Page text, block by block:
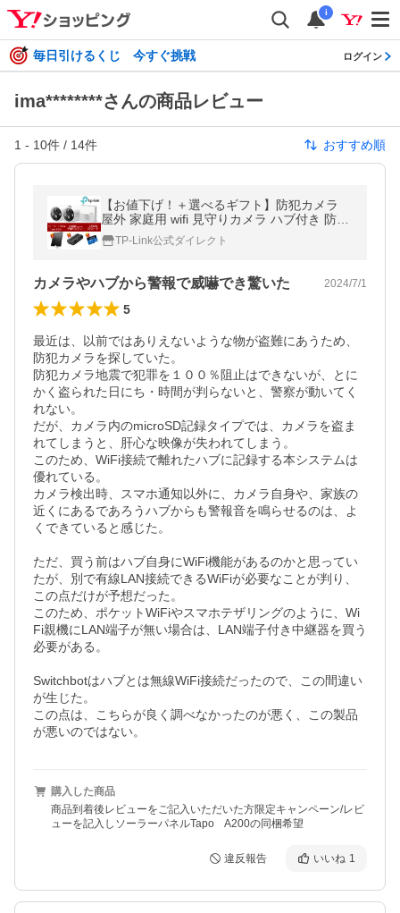
i
毎日引けるくじ 今すぐ挑戦 ログイン
ima********さんの商品レビュー
1 - 10件 / 14件 おすすめ順
【お値下げ！＋選べるギフト】防犯カメラ
屋外 家庭用 wifi 見守りカメラ ハブ付き 防犯
カメラ ソーラー対応 セキュリティ カメラ
TP-Link Tapo C420S2
TP-Link公式ダイレクト
カメラやハブから警報で威嚇でき驚いた 2024/7/1
5
最近は、以前ではありえないような物が盗難にあうため、
防犯カメラを探していた。
防犯カメラ地震で犯罪を１００％阻止はできないが、とに
かく盗られた日にち・時間が判らないと、警察が動いてく
れない。
だが、カメラ内のmicroSD記録タイプでは、カメラを盗ま
れてしまうと、肝心な映像が失われてしまう。
このため、WiFi接続で離れたハブに記録する本システムは
優れている。
カメラ検出時、スマホ通知以外に、カメラ自身や、家族の
近くにあるであろうハブからも警報音を鳴らせるのは、よ
くできていると感じた。
ただ、買う前はハブ自身にWiFi機能があるのかと思ってい
たが、別で有線LAN接続できるWiFiが必要なことが判り、
この点だけが予想だった。
このため、ポケットWiFiやスマホテザリングのように、Wi
Fi親機にLAN端子が無い場合は、LAN端子付き中継器を買う
必要がある。
Switchbotはハブとは無線WiFi接続だったので、この間違い
が生じた。
この点は、こちらが良く調べなかったのが悪く、この製品
が悪いのではない。
購入した商品
商品到着後レビューをご記入いただいた方限定キャンペーン/レビ
ューを記入しソーラーパネルTapo A200の同梱希望
違反報告 いいね 1